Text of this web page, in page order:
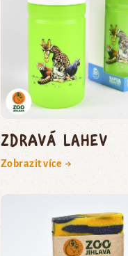
Zdravá lahev
Zobrazit více →